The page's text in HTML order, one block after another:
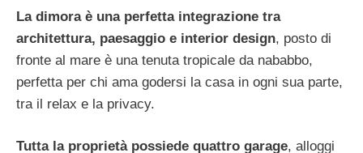
La dimora è una perfetta integrazione tra
architettura, paesaggio e interior design, posto di
fronte al mare è una tenuta tropicale da nababbo,
perfetta per chi ama godersi la casa in ogni sua parte,
tra il relax e la privacy.
Tutta la proprietà possiede quattro garage, alloggi